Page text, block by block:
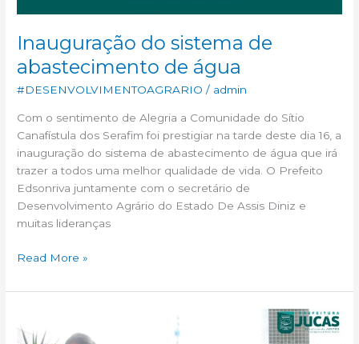
Inauguração do sistema de
abastecimento de água
#DESENVOLVIMENTOAGRARIO / admin
Com o sentimento de Alegria a Comunidade do Sítio
Canafístula dos Serafim foi prestigiar na tarde deste dia 16, a
inauguração do sistema de abastecimento de água que irá
trazer a todos uma melhor qualidade de vida. O Prefeito
Edsonriva juntamente com o secretário de
Desenvolvimento Agrário do Estado De Assis Diniz e
muitas lideranças
Read More »
para